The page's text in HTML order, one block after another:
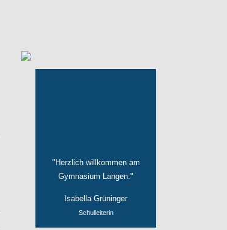
"Herzlich willkommen am
Gymnasium Langen."
Isabella Grüninger
Schulleiterin